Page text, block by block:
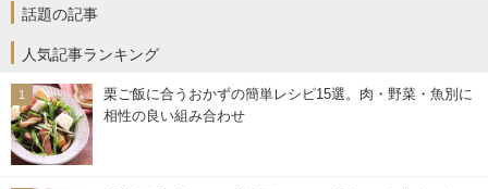
話題の記事
人気記事ランキング
栗ご飯に合うおかずの簡単レシピ15選。肉・野菜・魚別に
相性の良い組み合わせ